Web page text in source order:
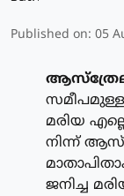
Published on: 05
മരിയ
നിന്ന്
ജനിച്ച